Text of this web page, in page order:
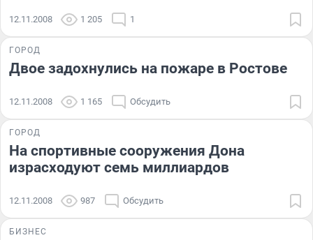
12.11.2008 1 205 1
ГОРОД
Двое задохнулись на пожаре в Ростове
12.11.2008 1 165 Обсудить
ГОРОД
На спортивные сооружения Дона
израсходуют семь миллиардов
12.11.2008 987 Обсудить
БИЗНЕС